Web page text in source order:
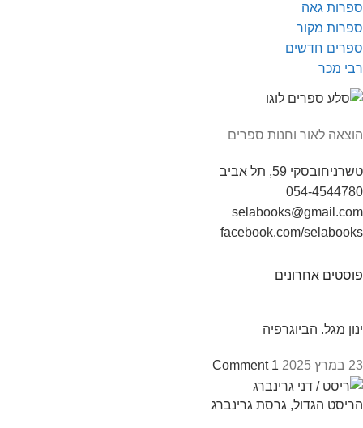
ספרות גאה
ספרות מקור
ספרים חדשים
רבי מכר
הוצאה לאור וחנות ספרים
טשרניחובסקי 59, תל אביב
054-4544780
selabooks@gmail.com
facebook.com/selabooks
פוסטים אחרונים
ינון מגל. הביוגרפיה
23 במרץ 2025 1 Comment
הריסט הגדול, גרסת גרינברג